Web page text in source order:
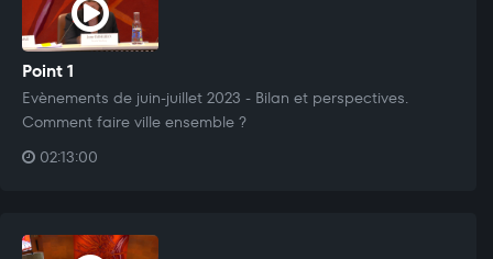
Point 1
Evènements de juin-juillet 2023 - Bilan et perspectives.
Comment faire ville ensemble ?
02:13:00